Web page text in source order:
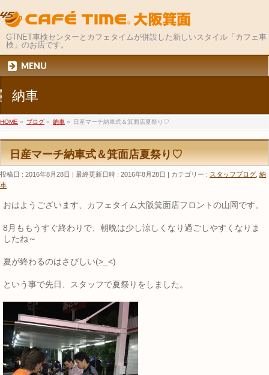
GTNET車検センターとカフェタイムが併設した新しいスタイル「カフェ車
検」のお店です。
MENU
納車
HOME » ブログ » 納車 » 日産マーチ納車式＆箕面店夏祭り♡
日産マーチ納車式＆箕面店夏祭り♡
投稿日 : 2016年8月28日 最終更新日時 : 2016年8月28日 カテゴリー : スタッフブログ 納
車
おはようございます、カフェタイム大阪箕面店フロントの山岡です。
8月ももうすぐ終わりで、朝晩は少し涼しくなり過ごしやすくなりま
したね～
夏が終わるのはさびしい(>_<)
という事で先日、スタッフで夏祭りをしました。